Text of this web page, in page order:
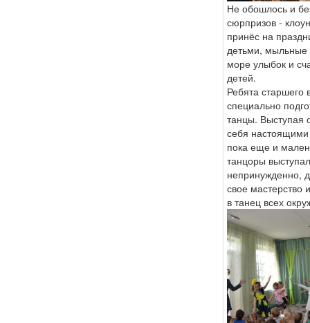
Не обошлось и
сюрпризов -
принёс на
детьми, мыльные
море улыбок и
детей.
Ребята старшего
специально
танцы. Выступая
себя настоящими
пока еще и
танцоры
непринужденно,
свое мастерство
в танец всех